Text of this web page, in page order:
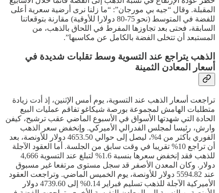
المقبلة. وقال “جيه بي مورجان”: “ما زلنا نرى أرضية سعرية أعلى
للفضة في المتوسط (نحو 75-80 دولارا للأوقية) مقارنة بتوقعاتنا
السابقة، فحتى بعد تجاوزها المفرط في اللحاق بالذهب، من
المستبعد أن تتخلى الفضة بالكامل عن مكاسبها”.
الذهب يتراجع عند التسوية وسط تقلبات شديدة في
أسعار المعادن الثمينة
تراجعت أسعار الذهب عند التسوية، يوم أمس الإثنين، إذ أدت زيادة
متطلبات الهامش لمجموعة بورصة شيكاغو تفاقم عمليات البيع
الحادة التي شهدتها الأسواق في الأسبوع الماضي عقب ترشيح، كيفن
وارش، رئيسا لمجلس الفدرالي الأميركي. وإنخفض سعر الذهب
الفوري بأكثر من 4%، ليصل إلى حوالي 4653.50 دولار للأونصة، بعد
أن تراجع 10% تقريبا ‌في وقت ​سابق من الجلسة. أما العقود الآجلة
للذهب فقد إنخفض سعرها بنسبة 1.6% لتبلغ عند التسوية 4,666
دولار. وكان المعدن الأصفر قد سجل مستوى مرتفعا غير مسبوق
عند 5594.82 دولار للأونصة، يوم الخميس الماضي. وتراجعت العقود
الأميركية الآجلة للذهب تسليم فبراير 0.14% إلى 4739.60 دولار